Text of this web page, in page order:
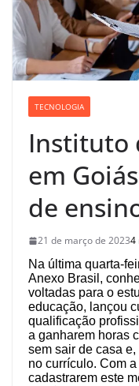
TECNOLOGIA
Instituto
em
de
21 de março de 20234
Na última quarta-
Anexo Brasil,
voltadas para o
educação, lançou
qualificação
a ganharem horas
sem sair de casa
no currículo. Com
cadastrarem este